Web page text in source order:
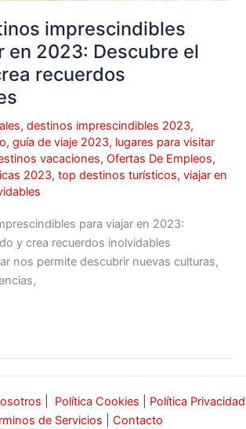
imprescindibles
en 2023: Descubre el
recuerdos
, destinos imprescindibles 2023,
, guía de viaje 2023, lugares para visitar
vacaciones, Ofertas De Empleos,
2023, top destinos turísticos, viajar en
para viajar en 2023:
y crea recuerdos inolvidables
nos permite descubrir nuevas culturas,
Política Cookies
Política Privacidad
de Servicios Contacto